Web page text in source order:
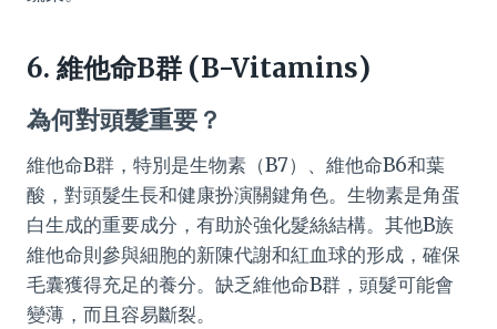
6. 維他命B群 (B-Vitamins)
為何對頭髮重要？
維他命B群，特別是生物素（B7）、維他命B6和葉
酸，對頭髮生長和健康扮演關鍵角色。生物素是角蛋
白生成的重要成分，有助於強化髮絲結構。其他B族
維他命則參與細胞的新陳代謝和紅血球的形成，確保
毛囊獲得充足的養分。缺乏維他命B群，頭髮可能會
變薄，而且容易斷裂。